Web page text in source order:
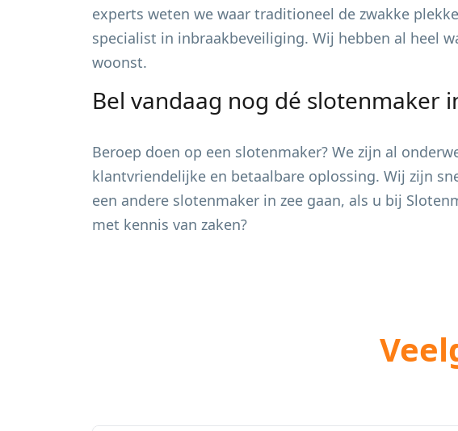
experts weten we waar traditioneel de zwakke
specialist in inbraakbeveiliging. Wij hebben al heel
woonst.
Bel vandaag nog dé slotenmaker
Beroep doen op een slotenmaker? We zijn al
klantvriendelijke en betaalbare oplossing. Wij zijn
een andere slotenmaker in zee gaan, als u bij
met kennis van zaken?